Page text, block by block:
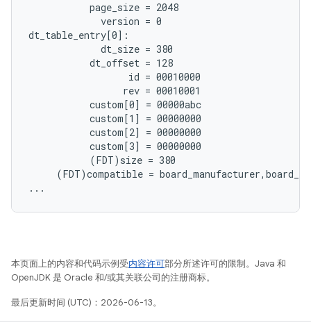
           page_size = 2048
             version = 0
dt_table_entry[0]:
             dt_size = 380
           dt_offset = 128
                  id = 00010000
                 rev = 00010001
           custom[0] = 00000abc
           custom[1] = 00000000
           custom[2] = 00000000
           custom[3] = 00000000
           (FDT)size = 380
(FDT)compatible =
本页面上的内容和代码示例受内容许可部分所述许可的限制。Java 和
OpenJDK 是 Oracle 和/或其关联公司的注册商标。
最后更新时间 (UTC)：2026-06-13。